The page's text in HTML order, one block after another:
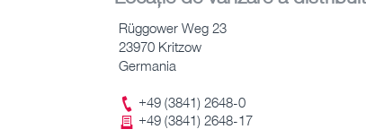
Rüggower Weg 23
23970 Kritzow
Germania
+49 (3841) 2648-0
+49 (3841) 2648-17